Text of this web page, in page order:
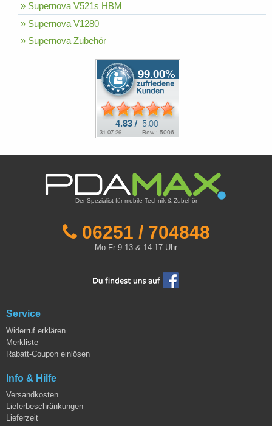
» Supernova V521s HBM
» Supernova V1280
» Supernova Zubehör
Der Spezialist für mobile Technik & Zubehör
06251 / 704848
Mo-Fr 9-13 & 14-17 Uhr
Service
Widerruf erklären
Merkliste
Rabatt-Coupon einlösen
Info & Hilfe
Versandkosten
Lieferbeschränkungen
Lieferzeit